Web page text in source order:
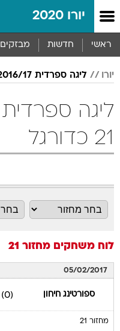
יורו 2020
ראשי חדשות מבזקים
יורו ליגה ספרדית 2016/17
21 כדורגל
לוח משחקים מחזור 21
05/02/2017
ספורטינג חיחון (0)
מחזור 21